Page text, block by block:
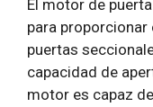
El motor de
para proporcionar
puertas
capacidad de
motor es capaz